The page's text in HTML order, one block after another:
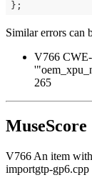
Similar errors can
V766
265
MuseScore
V766 An item with
importgtp-gp6.cpp